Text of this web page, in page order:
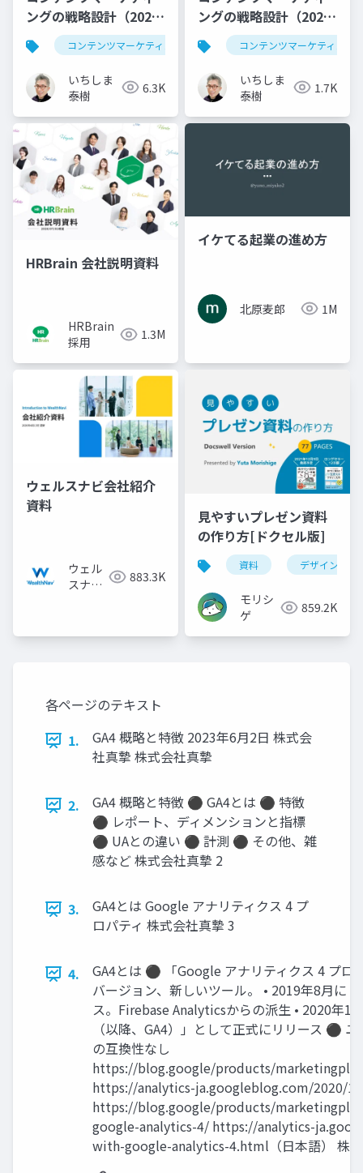
ングの戦略設計（2024
年版） コンテンツマーケティング マーケティング
いちしま
泰樹
6.3K
ングの戦略設計（2025
年版） コンテンツマーケティング
いちしま
泰樹
1.7K
HRBrain 会社説明資料
HRBrain
採用
1.3M
イケてる起業の進め方
北原麦郎 1M
ウェルスナビ会社紹介
資料
ウェル
スナビ
883.3K
見やすいプレゼン資料
の作り方[ドクセル版]
資料 デザイン
モリシ
ゲ
859.2K
各ページのテキスト
1.
GA4 概略と特徴 2023年6月2日 株式会
社真摯 株式会社真摯
2.
GA4 概略と特徴 ⚫ GA4とは ⚫ 特徴
⚫ レポート、ディメンションと指標
⚫ UAとの違い ⚫ 計測 ⚫ その他、雑
感など 株式会社真摯 2
3.
GA4とは Google アナリティクス 4 プ
ロパティ 株式会社真摯 3
4.
GA4とは ⚫ 「Google アナリティクス 4 プ
バージョン、新しいツール。 • 2019年8月に
ス。Firebase Analyticsからの派生 • 2020年
（以降、GA4）」として正式にリリース ⚫
の互換性なし
https://blog.google/products/
https://analytics-ja.googleblog.com/2020/
https://blog.google/products/
google-analytics-4/ https://analytics-
with-google-analytics-4.html（日本語） 株